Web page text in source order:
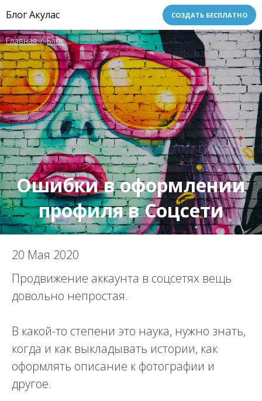
Блог Акулас СОЗДАТЬ БЕСПЛАТНО
Главная / Блог
Ошибки в оформлении
профиля в Соцсети
20 Мая 2020
Продвижение аккаунта в соцсетях вещь
довольно непростая.
В какой-то степени это наука, нужно знать,
когда и как выкладывать истории, как
оформлять описание к фотографии и
другое.